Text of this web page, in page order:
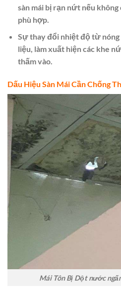
sàn mái bị rạn nứt nếu
phù hợp.
Sự thay đổi nhiệt độ từ nóng
liệu, làm xuất hiện các khe
thấm vào.
Dấu Hiệu Sàn Mái Cần Chống
Mái Tôn Bị Dột nước